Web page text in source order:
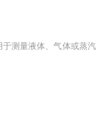
测量液体、气体或蒸